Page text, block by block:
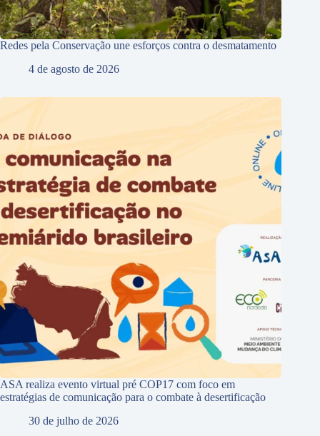
Redes pela Conservação une esforços contra o desmatamento
4 de agosto de 2026
ASA realiza evento virtual pré COP17 com foco em
estratégias de comunicação para o combate à desertificação
30 de julho de 2026